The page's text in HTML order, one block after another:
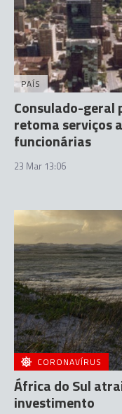
PAÍS
Consulado-geral
retoma serviços
funcionárias
23 Mar 13:06
CORONAVÍRUS
África do Sul
investimento